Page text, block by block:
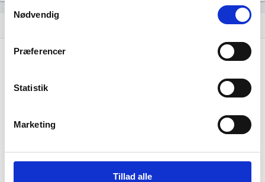
Samtykkevalg
Nødvendig
Præferencer
Statistik
Marketing
Tillad alle
Mikail Polat